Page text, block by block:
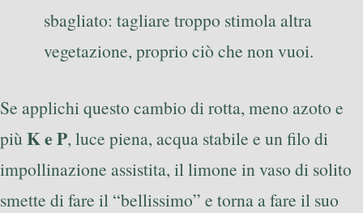
sbagliato: tagliare troppo stimola altra
vegetazione, proprio ciò che non vuoi.
Se applichi questo cambio di rotta, meno azoto e
più K e P, luce piena, acqua stabile e un filo di
impollinazione assistita, il limone in vaso di solito
smette di fare il “bellissimo” e torna a fare il suo